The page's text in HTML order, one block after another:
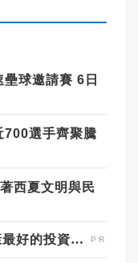
壘球邀請賽 6日
選手齊聚騰
西夏文明與民
立即諮詢HPV！是對自己健康最好的投資，把握現在不嫌晚！